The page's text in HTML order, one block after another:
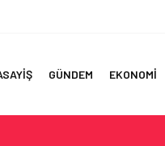
GÜNDEM EKONOMİ